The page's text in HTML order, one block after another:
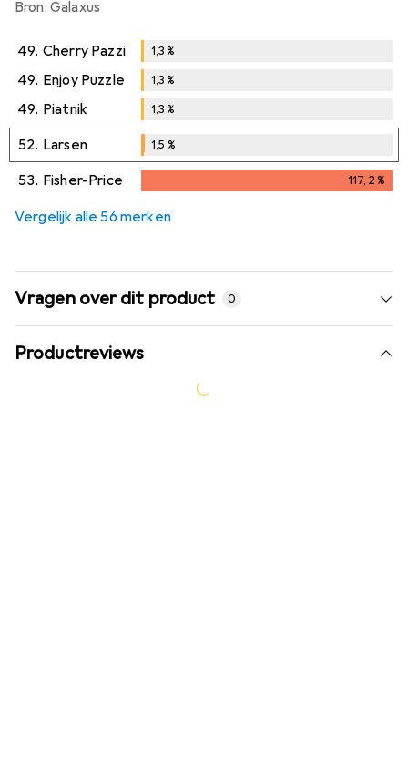
Bron: Galaxus
49. Cherry Pazzi
1,3
1,3%
49. Enjoy Puzzle 1,3%
49. Piatnik
1,3%
1,3%
52. Larsen
1,5%
1,5 %
53. Fisher-Price 117,2%
Vergelijk alle 56 merken
Vragen over dit product 0
Productreviews